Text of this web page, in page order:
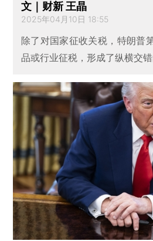
文｜财新 王晶
2025年04月10日 18:55
除了对国家征收关税，特朗普
品或行业征税，形成了纵横交